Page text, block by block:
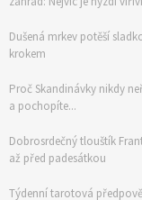
Dušená mrkev potěší
krokem
Proč Skandinávky nikdy
a pochopíte...
Dobrosrdečný tlouštík
až před padesátkou
Týdenní tarotová